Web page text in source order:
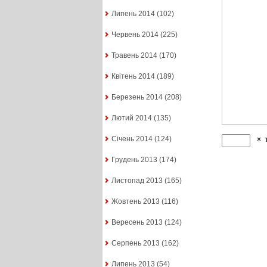
Липень 2014(102)
Червень 2014(225)
Травень 2014(170)
Квітень 2014(189)
Березень 2014(208)
Лютий 2014(135)
Січень 2014(124)
Грудень 2013 (174)
Листопад 2013 (165)
Жовтень 2013 (116)
Вересень 2013 (124)
Серпень 2013 (162)
Липень 2013 (54)
×